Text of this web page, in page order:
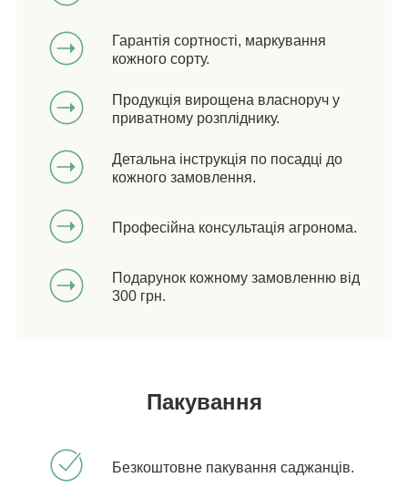
Гарантія сортності, маркування
кожного сорту.
Продукція вирощена власноруч у
приватному розпліднику.
Детальна інструкція по посадці до
кожного замовлення.
Професійна консультація агронома.
Подарунок кожному замовленню від
300 грн.
Пакування
Безкоштовне пакування саджанців.